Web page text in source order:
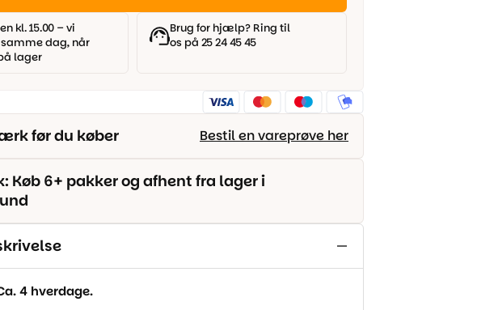
kl. 15.00 – vi
dag, når
lager
Brug for hjælp? Ring til
os på 25 24 45 45
før du køber Bestil en vareprøve her
Køb 6+ pakker og afhent fra lager i
4 hverdage.